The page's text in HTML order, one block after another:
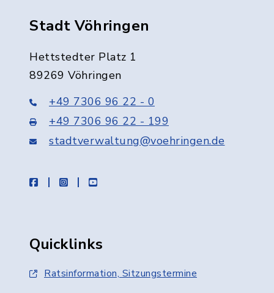
Stadt Vöhringen
Hettstedter Platz 1
89269 Vöhringen
+49 7306 96 22 - 0
+49 7306 96 22 - 199
stadtverwaltung@voehringen.de
facebookinstagramyoutube
Quicklinks
Ratsinformation, Sitzungstermine